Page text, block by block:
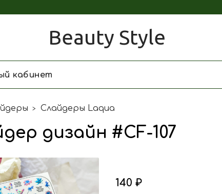
Beauty Style
кабинет
Слайдеры Laqua
дизайн #CF-107
140 ₽